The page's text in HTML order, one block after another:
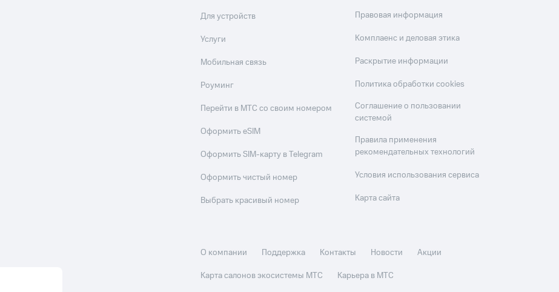
Для устройств
Услуги
Мобильная связь
Роуминг
Перейти в МТС со своим номером
Оформить eSIM
Оформить SIM-карту в Telegram
Оформить чистый номер
Выбрать красивый номер
Правовая информация
Комплаенс и деловая этика
Раскрытие информации
Политика обработки cookies
Соглашение о пользовании
системой
Правила применения
рекомендательных технологий
Условия использования сервиса
Карта сайта
О компании Поддержка Контакты Новости
Акции
Карта салонов экосистемы МТС
Карьера в МТС